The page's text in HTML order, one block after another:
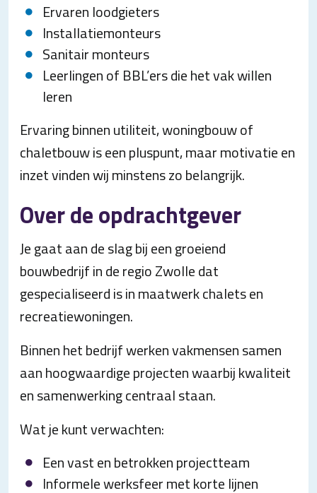
Ervaren loodgieters
Installatiemonteurs
Sanitair monteurs
Leerlingen of BBL’ers die het vak willen
leren
Ervaring binnen utiliteit, woningbouw of
chaletbouw is een pluspunt, maar motivatie en
inzet vinden wij minstens zo belangrijk.
Over de opdrachtgever
Je gaat aan de slag bij een groeiend
bouwbedrijf in de regio Zwolle dat
gespecialiseerd is in maatwerk chalets en
recreatiewoningen.
Binnen het bedrijf werken vakmensen samen
aan hoogwaardige projecten waarbij kwaliteit
en samenwerking centraal staan.
Wat je kunt verwachten:
Een vast en betrokken projectteam
Informele werksfeer met korte lijnen